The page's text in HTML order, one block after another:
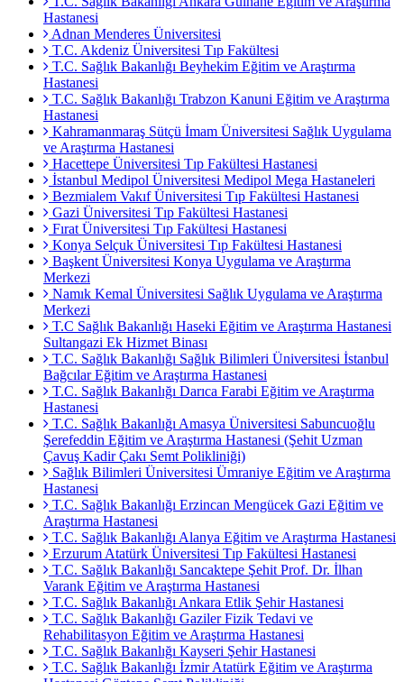
Hastanesi
Adnan Menderes Üniversitesi
T.C. Akdeniz Üniversitesi Tıp Fakültesi
T.C. Sağlık Bakanlığı Beyhekim Eğitim ve Araştırma
Hastanesi
T.C. Sağlık Bakanlığı Trabzon Kanuni Eğitim ve Araştırma
Hastanesi
Kahramanmaraş Sütçü İmam Üniversitesi Sağlık Uygulama
ve Araştırma Hastanesi
Hacettepe Üniversitesi Tıp Fakültesi Hastanesi
İstanbul Medipol Üniversitesi Medipol Mega Hastaneleri
Bezmialem Vakıf Üniversitesi Tıp Fakültesi Hastanesi
Gazi Üniversitesi Tıp Fakültesi Hastanesi
Fırat Üniversitesi Tıp Fakültesi Hastanesi
Konya Selçuk Üniversitesi Tıp Fakültesi Hastanesi
Başkent Üniversitesi Konya Uygulama ve Araştırma
Merkezi
Namık Kemal Üniversitesi Sağlık Uygulama ve Araştırma
Merkezi
T.C Sağlık Bakanlığı Haseki Eğitim ve Araştırma Hastanesi
Sultangazi Ek Hizmet Binası
T.C. Sağlık Bakanlığı Sağlık Bilimleri Üniversitesi İstanbul
Bağcılar Eğitim ve Araştırma Hastanesi
T.C. Sağlık Bakanlığı Darıca Farabi Eğitim ve Araştırma
Hastanesi
T.C. Sağlık Bakanlığı Amasya Üniversitesi Sabuncuoğlu
Şerefeddin Eğitim ve Araştırma Hastanesi (Şehit Uzman
Çavuş Kadir Çakı Semt Polikliniği)
Sağlık Bilimleri Üniversitesi Ümraniye Eğitim ve Araştırma
Hastanesi
T.C. Sağlık Bakanlığı Erzincan Mengücek Gazi Eğitim ve
Araştırma Hastanesi
T.C. Sağlık Bakanlığı Alanya Eğitim ve Araştırma Hastanesi
Erzurum Atatürk Üniversitesi Tıp Fakültesi Hastanesi
T.C. Sağlık Bakanlığı Sancaktepe Şehit Prof. Dr. İlhan
Varank Eğitim ve Araştırma Hastanesi
T.C. Sağlık Bakanlığı Ankara Etlik Şehir Hastanesi
T.C. Sağlık Bakanlığı Gaziler Fizik Tedavi ve
Rehabilitasyon Eğitim ve Araştırma Hastanesi
T.C. Sağlık Bakanlığı Kayseri Şehir Hastanesi
T.C. Sağlık Bakanlığı İzmir Atatürk Eğitim ve Araştırma